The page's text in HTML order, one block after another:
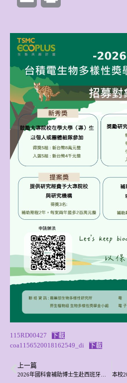
115RD00427
下載
coa1156520018162549_di
下載
上一篇